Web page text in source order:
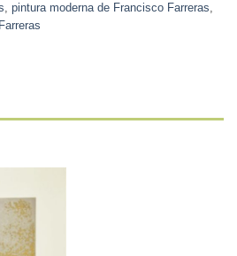
, pintura moderna de Francisco Farreras,